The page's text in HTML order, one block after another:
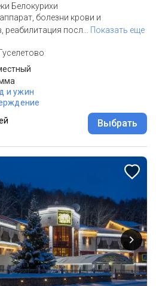
Белокурихи
болезни крови и
реабилитация посл
Показать еще
и ужин
Выбрать